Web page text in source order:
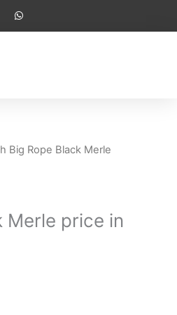
h
a
t
Big Rope Black Merle
Merle price in